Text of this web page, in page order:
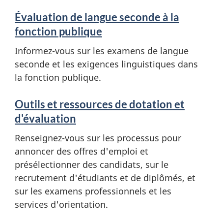
v
c
e
e
n
Évaluation de langue seconde à la
fonction publique
Informez-vous sur les examens de langue
seconde et les exigences linguistiques dans
la fonction publique.
Outils et ressources de dotation et
d'évaluation
Renseignez-vous sur les processus pour
annoncer des offres d'emploi et
présélectionner des candidats, sur le
recrutement d'étudiants et de diplômés, et
sur les examens professionnels et les
services d'orientation.